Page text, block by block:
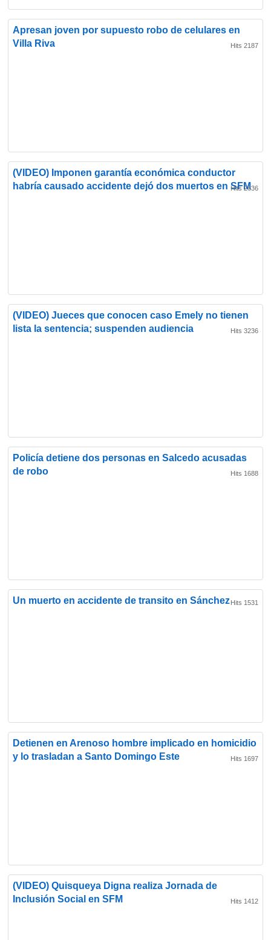
Apresan joven por supuesto robo de celulares en
Villa Riva
Hits 2187
(VIDEO) Imponen garantía económica conductor
habría causado accidente dejó dos muertos en SFM
Hits 2636
(VIDEO) Jueces que conocen caso Emely no tienen
lista la sentencia; suspenden audiencia
Hits 3236
Policía detiene dos personas en Salcedo acusadas
de robo
Hits 1688
Un muerto en accidente de transito en SánchezHits 1531
Detienen en Arenoso hombre implicado en homicidio
y lo trasladan a Santo Domingo Este
Hits 1697
(VIDEO) Quisqueya Digna realiza Jornada de
Inclusión Social en SFM
Hits 1412